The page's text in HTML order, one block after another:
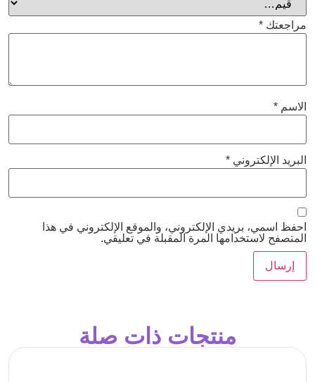
مراجعتك *
الاسم *
البريد الإلكتروني *
احفظ اسمي، بريدي الإلكتروني، والموقع الإلكتروني في هذا
المتصفح لاستخدامها المرة المقبلة في تعليقي.
منتجات ذات صلة